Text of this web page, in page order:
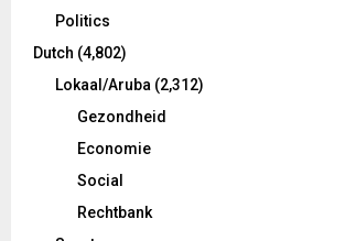
Politics
Dutch (4,802)
Lokaal/Aruba (2,312)
Gezondheid
Economie
Social
Rechtbank